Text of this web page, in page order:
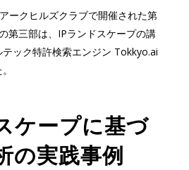
ークヒルズクラブで開催された第
第三部は、IPランドスケープの講
ック特許検索エンジン Tokkyo.ai
ケープに基づ
の実践事例